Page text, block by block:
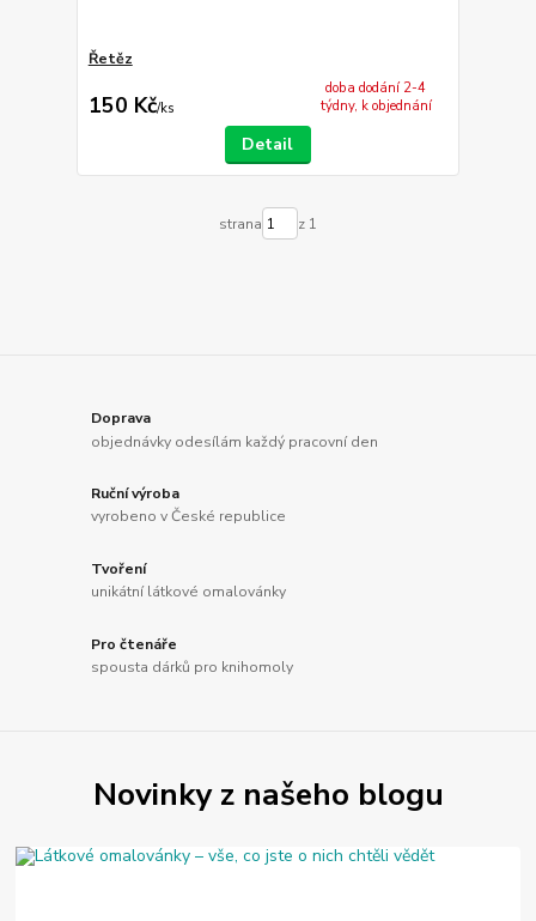
Řetěz
150 Kč/ks
doba dodání 2-4
týdny, k objednání
Detail
strana z 1
Doprava
objednávky odesílám každý pracovní den
Ruční výroba
vyrobeno v České republice
Tvoření
unikátní látkové omalovánky
Pro čtenáře
spousta dárků pro knihomoly
Novinky z našeho blogu